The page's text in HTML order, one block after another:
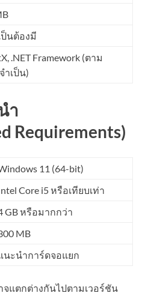
ป็นต้องมี
.NET Framework (ตาม
ำเป็น)
ำ
Requirements)
11 (64-bit)
Core i5 หรือเทียบเท่า
GB หรือมากกว่า
MB
นะนำการ์ดจอแยก
แตกต่างกันไปตามเวอร์ชัน